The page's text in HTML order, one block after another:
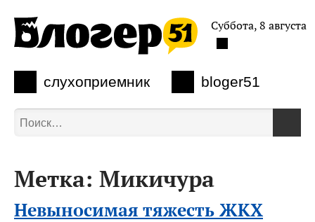
слухоприемник bloger51
Суббота, 8 августа
Метка: Микичура
Невыносимая тяжесть ЖКХ